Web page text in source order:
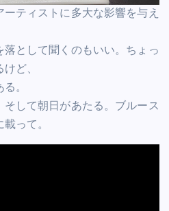
ティストに多大な影響を与え
として聞くのもいい。ちょっ
ど、
。
そして朝日があたる。ブルース
って。